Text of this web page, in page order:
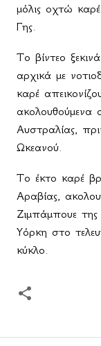
μόλις οχτώ
Γης.
Το βίντεο
αρχικά με
καρέ
ακολουθούμενα
Αυστραλίας,
Ωκεανού.
Το έκτο καρέ
Αραβίας,
Ζιμπάμπουε
Υόρκη στο
κύκλο.